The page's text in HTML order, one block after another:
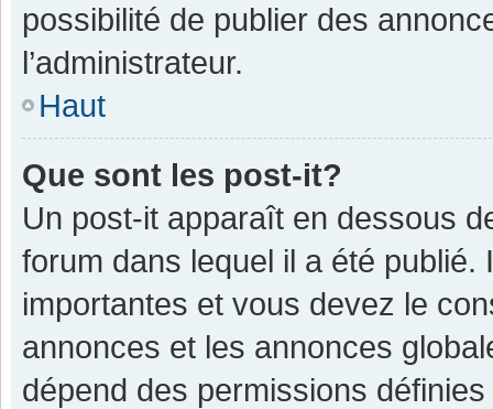
possibilité de publier des
l’administrateur.
Haut
Que sont les post-it?
Un post-it apparaît en dessous
forum dans lequel il a été
importantes et vous devez le
annonces et les annonces
dépend des permissions définies